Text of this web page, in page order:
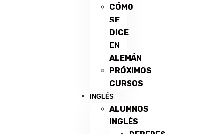
CÓMO
SE
DICE
EN
ALEMÁN
PRÓXIMOS
CURSOS
INGLÉS
ALUMNOS
INGLÉS